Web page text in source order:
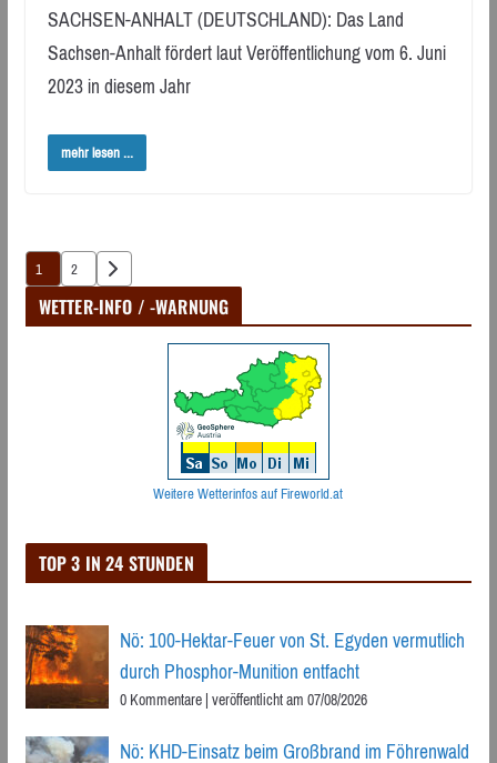
SACHSEN-ANHALT (DEUTSCHLAND): Das Land
Sachsen-Anhalt fördert laut Veröffentlichung vom 6. Juni
2023 in diesem Jahr
mehr lesen ...
Seitennummerierung
der
1 2
WETTER-INFO / -WARNUNG
Weitere Wetterinfos auf Fireworld.at
TOP 3 IN 24 STUNDEN
Nö: 100-Hektar-Feuer von St. Egyden vermutlich
durch Phosphor-Munition entfacht
0 Kommentare|veröffentlicht am 07/08/2026
Nö: KHD-Einsatz beim Großbrand im Föhrenwald